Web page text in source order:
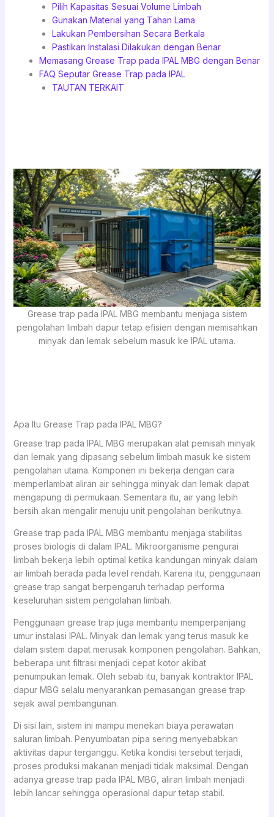
Pilih Kapasitas Sesuai Volume Limbah
Gunakan Material yang Tahan Lama
Lakukan Pembersihan Secara Berkala
Pastikan Instalasi Dilakukan dengan Benar
Memasang Grease Trap pada IPAL MBG dengan Benar
FAQ Seputar Grease Trap pada IPAL
TAUTAN TERKAIT
Grease trap pada IPAL MBG membantu menjaga sistem
pengolahan limbah dapur tetap efisien dengan memisahkan
minyak dan lemak sebelum masuk ke IPAL utama.
Apa Itu Grease Trap pada IPAL MBG?
Grease trap pada IPAL MBG merupakan alat pemisah minyak
dan lemak yang dipasang sebelum limbah masuk ke sistem
pengolahan utama. Komponen ini bekerja dengan cara
memperlambat aliran air sehingga minyak dan lemak dapat
mengapung di permukaan. Sementara itu, air yang lebih
bersih akan mengalir menuju unit pengolahan berikutnya.
Grease trap pada IPAL MBG membantu menjaga stabilitas
proses biologis di dalam IPAL. Mikroorganisme pengurai
limbah bekerja lebih optimal ketika kandungan minyak dalam
air limbah berada pada level rendah. Karena itu, penggunaan
grease trap sangat berpengaruh terhadap performa
keseluruhan sistem pengolahan limbah.
Penggunaan grease trap juga membantu memperpanjang
umur instalasi IPAL. Minyak dan lemak yang terus masuk ke
dalam sistem dapat merusak komponen pengolahan. Bahkan,
beberapa unit filtrasi menjadi cepat kotor akibat
penumpukan lemak. Oleh sebab itu, banyak kontraktor IPAL
dapur MBG selalu menyarankan pemasangan grease trap
sejak awal pembangunan.
Di sisi lain, sistem ini mampu menekan biaya perawatan
saluran limbah. Penyumbatan pipa sering menyebabkan
aktivitas dapur terganggu. Ketika kondisi tersebut terjadi,
proses produksi makanan menjadi tidak maksimal. Dengan
adanya grease trap pada IPAL MBG, aliran limbah menjadi
lebih lancar sehingga operasional dapur tetap stabil.